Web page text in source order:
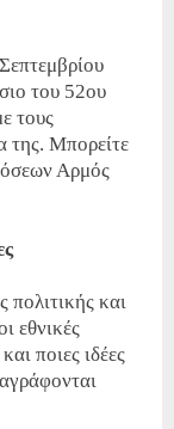
του 52ου
τους
της. Μπορείτε
Αρμός
πολιτικής και
εθνικές
ποιες ιδέες